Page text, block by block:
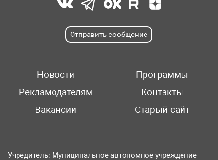
Отправить сообщение
Новости
Программы
Рекламодателям
Контакты
Вакансии
Старый сайт
Учредитель: Муниципальное автономное учреждение